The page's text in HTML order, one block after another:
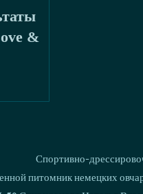
&
Спортивно-
питомник немецких